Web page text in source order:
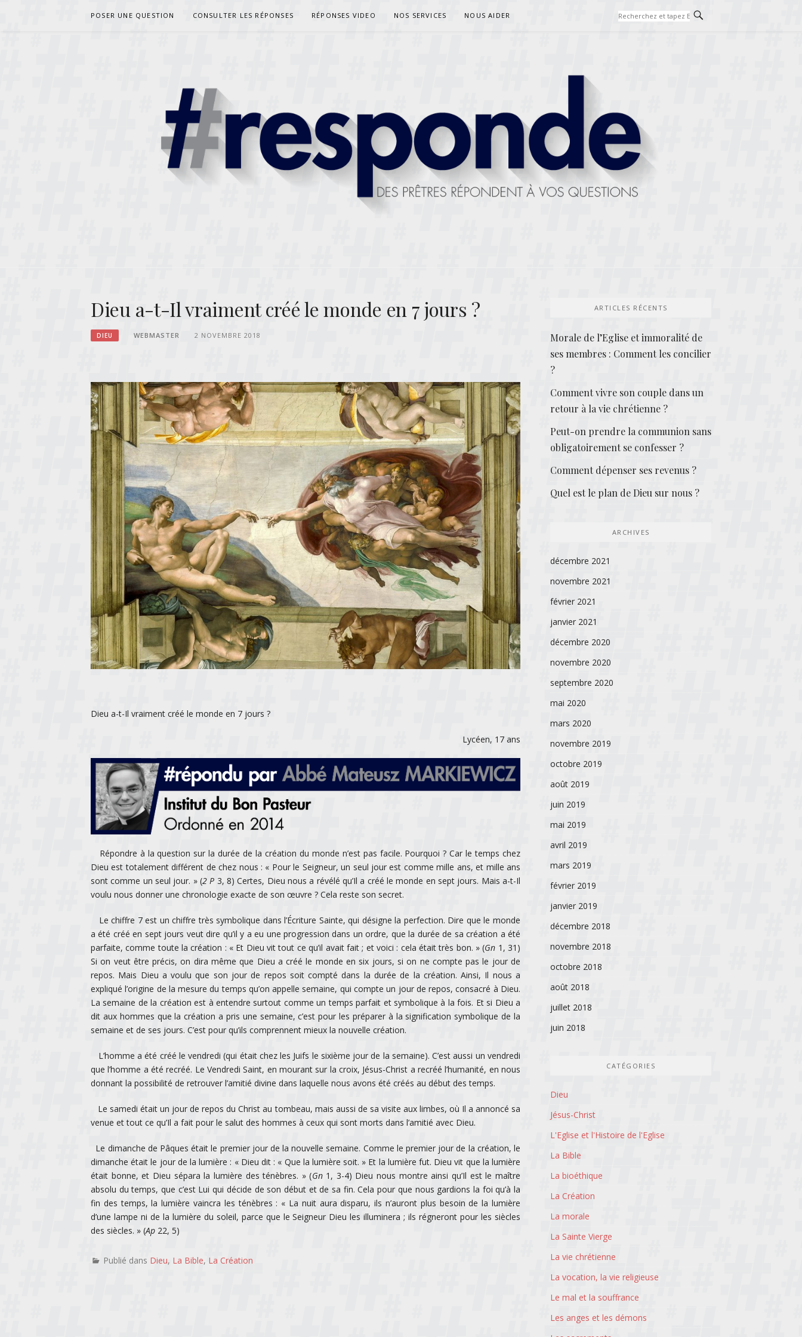
POSER UNE QUESTION CONSULTER LES RÉPONSES RÉPONSES VIDEO NOS SERVICES NOUS AIDER
Dieu a-t-Il vraiment créé le monde en 7 jours ?
DIEU WEBMASTER 2 NOVEMBRE 2018
Dieu a-t-Il vraiment créé le monde en 7 jours ?
Lycéen, 17 ans
Répondre à la question sur la durée de la création du monde n’est pas facile. Pourquoi ? Car le temps chez
Dieu est totalement différent de chez nous : « Pour le Seigneur, un seul jour est comme mille ans, et mille ans
sont comme un seul jour. » (2 P 3, 8) Certes, Dieu nous a révélé qu’Il a créé le monde en sept jours. Mais a-t-Il
voulu nous donner une chronologie exacte de son œuvre ? Cela reste son secret.
Le chiffre 7 est un chiffre très symbolique dans l’Écriture Sainte, qui désigne la perfection. Dire que le monde
a été créé en sept jours veut dire qu’il y a eu une progression dans un ordre, que la durée de sa création a été
parfaite, comme toute la création : « Et Dieu vit tout ce qu’il avait fait ; et voici : cela était très bon. » (Gn 1, 31)
Si on veut être précis, on dira même que Dieu a créé le monde en six jours, si on ne compte pas le jour de
repos. Mais Dieu a voulu que son jour de repos soit compté dans la durée de la création. Ainsi, Il nous a
expliqué l’origine de la mesure du temps qu’on appelle semaine, qui compte un jour de repos, consacré à Dieu.
La semaine de la création est à entendre surtout comme un temps parfait et symbolique à la fois. Et si Dieu a
dit aux hommes que la création a pris une semaine, c’est pour les préparer à la signification symbolique de la
semaine et de ses jours. C’est pour qu’ils comprennent mieux la nouvelle création.
L’homme a été créé le vendredi (qui était chez les Juifs le sixième jour de la semaine). C’est aussi un vendredi
que l’homme a été recréé. Le Vendredi Saint, en mourant sur la croix, Jésus-Christ a recréé l’humanité, en nous
donnant la possibilité de retrouver l’amitié divine dans laquelle nous avons été créés au début des temps.
Le samedi était un jour de repos du Christ au tombeau, mais aussi de sa visite aux limbes, où Il a annoncé sa
venue et tout ce qu’Il a fait pour le salut des hommes à ceux qui sont morts dans l’amitié avec Dieu.
Le dimanche de Pâques était le premier jour de la nouvelle semaine. Comme le premier jour de la création, le
dimanche était le jour de la lumière : « Dieu dit : « Que la lumière soit. » Et la lumière fut. Dieu vit que la lumière
était bonne, et Dieu sépara la lumière des ténèbres. » (Gn1, 3-4) Dieu nous montre ainsi qu’Il est le maître
absolu du temps, que c’est Lui qui décide de son début et de sa fin. Cela pour que nous gardions la foi qu’à la
fin des temps, la lumière vaincra les ténèbres : « La nuit aura disparu, ils n’auront plus besoin de la lumière
d’une lampe ni de la lumière du soleil, parce que le Seigneur Dieu les illuminera ; ils régneront pour les siècles
des siècles. » (Ap 22, 5)
Publié dans Dieu, La Bible, La Création
ARTICLES RÉCENTS
Morale de l’Eglise et immoralité de
ses membres : Comment les concilier
?
Comment vivre son couple dans un
retour à la vie chrétienne ?
Peut-on prendre la communion sans
obligatoirement se confesser ?
Comment dépenser ses revenus ?
Quel est le plan de Dieu sur nous ?
ARCHIVES
décembre 2021
novembre 2021
février 2021
janvier 2021
décembre 2020
novembre 2020
septembre 2020
mai 2020
mars 2020
novembre 2019
octobre 2019
août 2019
juin 2019
mai 2019
avril 2019
mars 2019
février 2019
janvier 2019
décembre 2018
novembre 2018
octobre 2018
août 2018
juillet 2018
juin 2018
CATÉGORIES
Dieu
Jésus-Christ
L'Eglise et l'Histoire de l'Eglise
La Bible
La bioéthique
La Création
La morale
La Sainte Vierge
La vie chrétienne
La vocation, la vie religieuse
Le mal et la souffrance
Les anges et les démons